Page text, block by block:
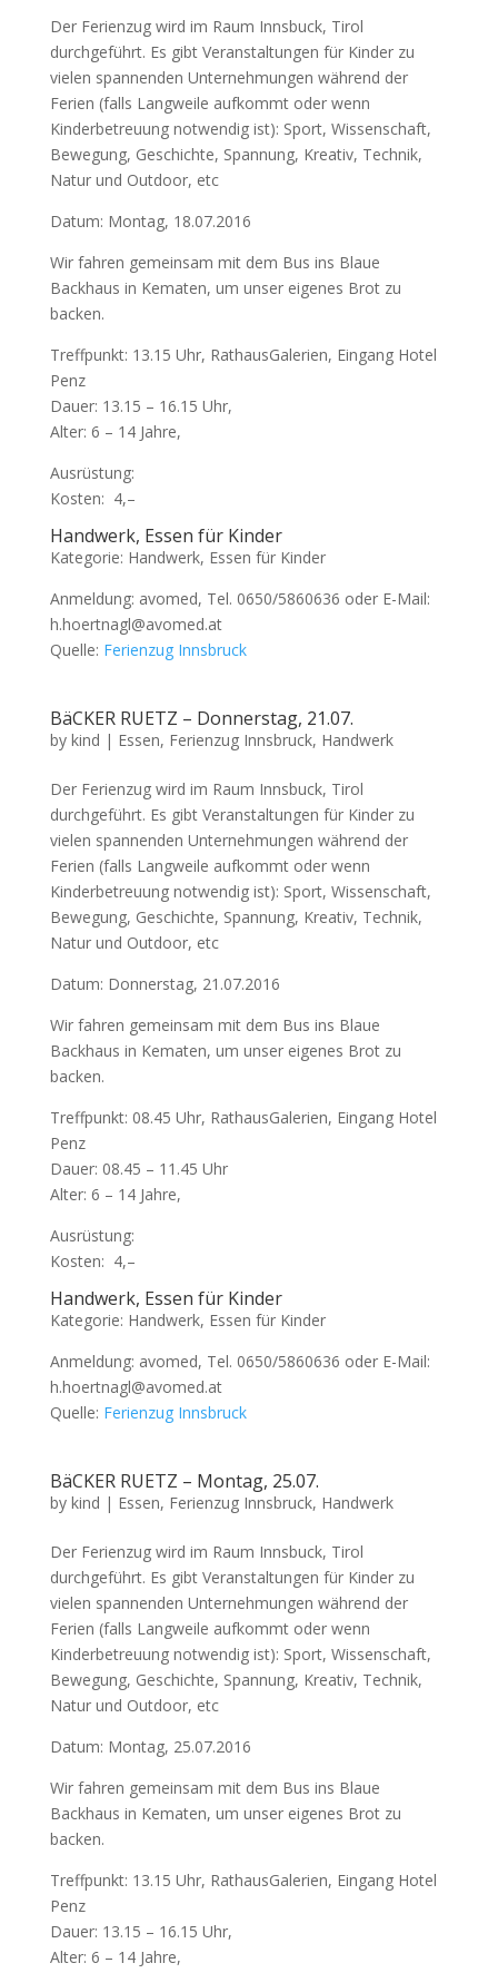
Der Ferienzug wird im Raum Innsbuck, Tirol
durchgeführt. Es gibt Veranstaltungen für Kinder zu
vielen spannenden Unternehmungen während der
Ferien (falls Langweile aufkommt oder wenn
Kinderbetreuung notwendig ist): Sport, Wissenschaft,
Bewegung, Geschichte, Spannung, Kreativ, Technik,
Natur und Outdoor, etc
Datum: Montag, 18.07.2016
Wir fahren gemeinsam mit dem Bus ins Blaue
Backhaus in Kematen, um unser eigenes Brot zu
backen.
Treffpunkt: 13.15 Uhr, RathausGalerien, Eingang Hotel
Penz
Dauer: 13.15 – 16.15 Uhr,
Alter: 6 – 14 Jahre,
Ausrüstung:
Kosten:  4,–
Handwerk, Essen für Kinder
Kategorie: Handwerk, Essen für Kinder
Anmeldung: avomed, Tel. 0650/5860636 oder E-Mail:
h.hoertnagl@avomed.at
Quelle: Ferienzug Innsbruck
BäCKER RUETZ – Donnerstag, 21.07.
by kind | Essen, Ferienzug Innsbruck, Handwerk
Der Ferienzug wird im Raum Innsbuck, Tirol
durchgeführt. Es gibt Veranstaltungen für Kinder zu
vielen spannenden Unternehmungen während der
Ferien (falls Langweile aufkommt oder wenn
Kinderbetreuung notwendig ist): Sport, Wissenschaft,
Bewegung, Geschichte, Spannung, Kreativ, Technik,
Natur und Outdoor, etc
Datum: Donnerstag, 21.07.2016
Wir fahren gemeinsam mit dem Bus ins Blaue
Backhaus in Kematen, um unser eigenes Brot zu
backen.
Treffpunkt: 08.45 Uhr, RathausGalerien, Eingang Hotel
Penz
Dauer: 08.45 – 11.45 Uhr
Alter: 6 – 14 Jahre,
Ausrüstung:
Kosten:  4,–
Handwerk, Essen für Kinder
Kategorie: Handwerk, Essen für Kinder
Anmeldung: avomed, Tel. 0650/5860636 oder E-Mail:
h.hoertnagl@avomed.at
Quelle: Ferienzug Innsbruck
BäCKER RUETZ – Montag, 25.07.
by kind | Essen, Ferienzug Innsbruck, Handwerk
Der Ferienzug wird im Raum Innsbuck, Tirol
durchgeführt. Es gibt Veranstaltungen für Kinder zu
vielen spannenden Unternehmungen während der
Ferien (falls Langweile aufkommt oder wenn
Kinderbetreuung notwendig ist): Sport, Wissenschaft,
Bewegung, Geschichte, Spannung, Kreativ, Technik,
Natur und Outdoor, etc
Datum: Montag, 25.07.2016
Wir fahren gemeinsam mit dem Bus ins Blaue
Backhaus in Kematen, um unser eigenes Brot zu
backen.
Treffpunkt: 13.15 Uhr, RathausGalerien, Eingang Hotel
Penz
Dauer: 13.15 – 16.15 Uhr,
Alter: 6 – 14 Jahre,